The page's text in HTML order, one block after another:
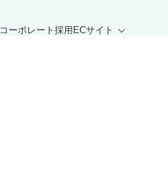
コーポレート 採用ECサイト